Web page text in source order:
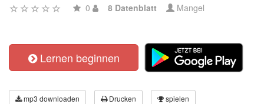
0 8 Datenblatt Mangel
Lernen beginnen
mp3 downloaden Drucken spielen